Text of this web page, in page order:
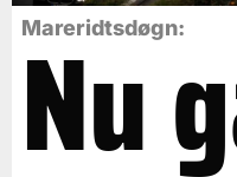
Mareridtsdøgn:
Nu